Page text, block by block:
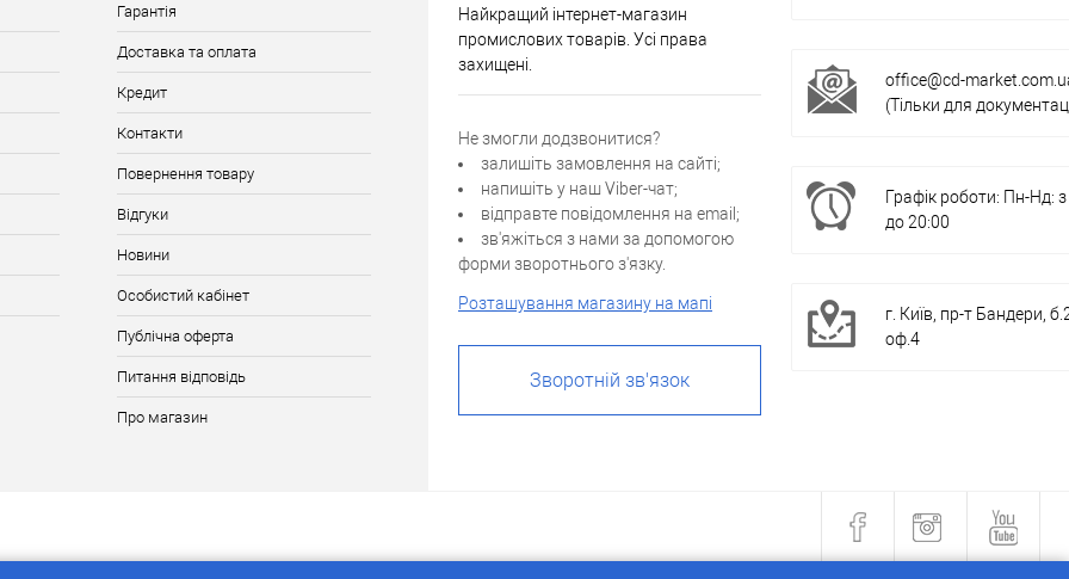
Гарантія
Доставка та оплата
Кредит
Контакти
Повернення товару
Відгуки
Новини
Особистий кабінет
Публічна оферта
Питання відповідь
Про магазин
Найкращий інтернет-магазин
промислових товарів. Усі права
захищені.
Не змогли додзвонитися?
залишіть замовлення на сайті;
напишіть у наш Viber-чат;
відправте повідомлення на email;
зв'яжіться з нами за допомогою
форми зворотнього з'язку.
Розташування магазину на мапі
Зворотній зв'язок
office@cd-
(Тільки для
Графік роботи: Пн-Нд:
до 20:00
г. Київ, пр-т Бандери,
оф.4